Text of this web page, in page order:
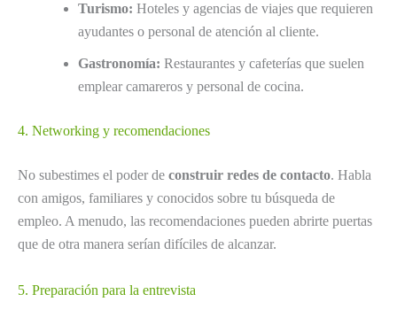
Turismo: Hoteles y agencias de viajes que requieren
ayudantes o personal de atención al cliente.
Gastronomía: Restaurantes y cafeterías que suelen
emplear camareros y personal de cocina.
4. Networking y recomendaciones
No subestimes el poder de construir redes de contacto. Habla
con amigos, familiares y conocidos sobre tu búsqueda de
empleo. A menudo, las recomendaciones pueden abrirte puertas
que de otra manera serían difíciles de alcanzar.
5. Preparación para la entrevista